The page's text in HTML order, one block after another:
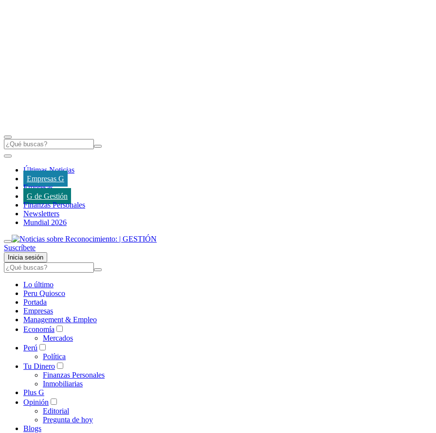
Últimas Noticias
Empresas G
Empresas
G de Gestión
Finanzas Personales
Newsletters
Mundial 2026
Suscríbete
Inicia sesión
Lo último
Peru Quiosco
Portada
Empresas
Management & Empleo
Economía
Mercados
Perú
Política
Tu Dinero
Finanzas Personales
Inmobiliarias
Plus G
Opinión
Editorial
Pregunta de hoy
Blogs